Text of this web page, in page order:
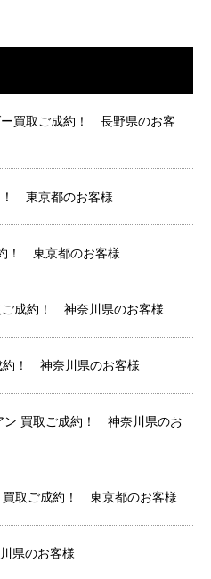
買取ご成約！ 長野県のお客
！ 東京都のお客様
！ 東京都のお客様
成約！ 神奈川県のお客様
約！ 神奈川県のお客様
ン 買取ご成約！ 神奈川県のお
買取ご成約！ 東京都のお客様
県のお客様